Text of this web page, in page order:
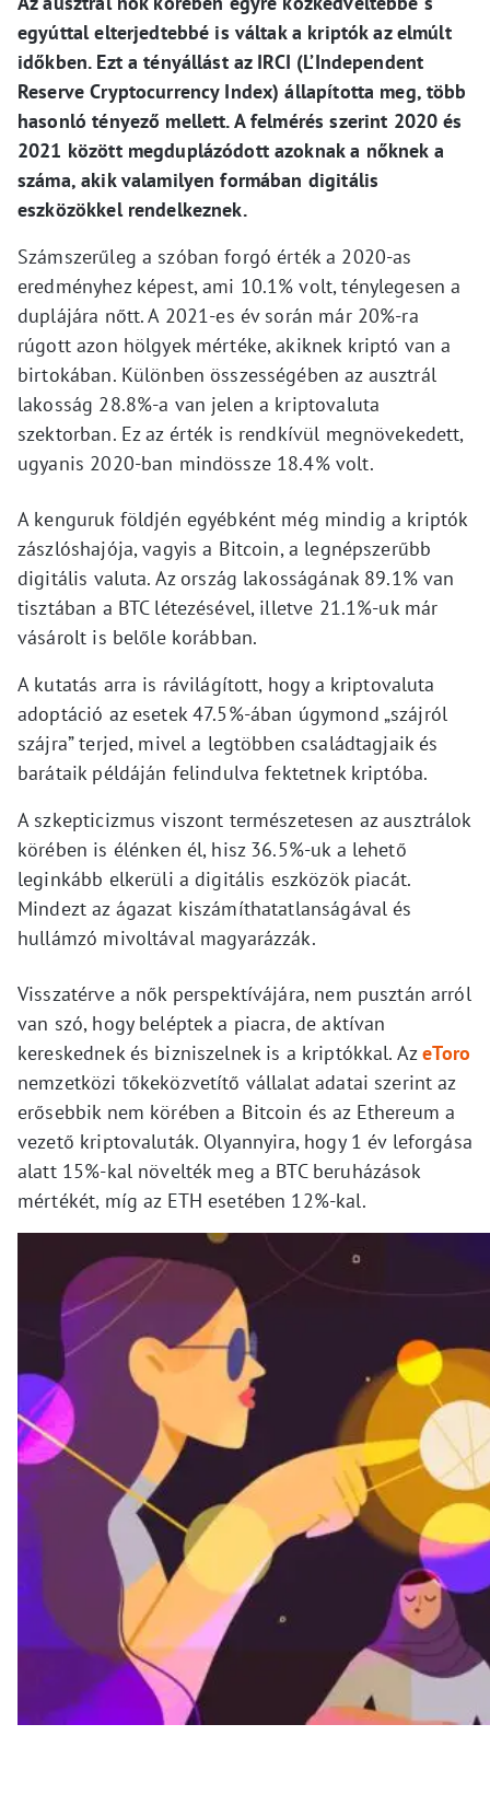
egyúttal elterjedtebbé is váltak a kriptók az elmúlt
időkben. Ezt a tényállást az IRCI (L’Independent
Reserve Cryptocurrency Index) állapította meg, több
hasonló tényező mellett. A felmérés szerint 2020 és
2021 között megduplázódott azoknak a nőknek a
száma, akik valamilyen formában digitális
eszközökkel rendelkeznek.
Számszerűleg a szóban forgó érték a 2020-as
eredményhez képest, ami 10.1% volt, ténylegesen a
duplájára nőtt. A 2021-es év során már 20%-ra
rúgott azon hölgyek mértéke, akiknek kriptó van a
birtokában. Különben összességében az ausztrál
lakosság 28.8%-a van jelen a kriptovaluta
szektorban. Ez az érték is rendkívül megnövekedett,
ugyanis 2020-ban mindössze 18.4% volt.
A kenguruk földjén egyébként még mindig a kriptók
zászlóshajója, vagyis a Bitcoin, a legnépszerűbb
digitális valuta. Az ország lakosságának 89.1% van
tisztában a BTC létezésével, illetve 21.1%-uk már
vásárolt is belőle korábban.
A kutatás arra is rávilágított, hogy a kriptovaluta
adoptáció az esetek 47.5%-ában úgymond „szájról
szájra” terjed, mivel a legtöbben családtagjaik és
barátaik példáján felindulva fektetnek kriptóba.
A szkepticizmus viszont természetesen az ausztrálok
körében is élénken él, hisz 36.5%-uk a lehető
leginkább elkerüli a digitális eszközök piacát.
Mindezt az ágazat kiszámíthatatlanságával és
hullámzó mivoltával magyarázzák.
Visszatérve a nők perspektívájára, nem pusztán arról
van szó, hogy beléptek a piacra, de aktívan
kereskednek és bizniszelnek is a kriptókkal. AzeToro
nemzetközi tőkeközvetítő vállalat adatai szerint az
erősebbik nem körében a Bitcoin és az Ethereum a
vezető kriptovaluták. Olyannyira, hogy 1 év leforgása
alatt 15%-kal növelték meg a BTC beruházások
mértékét, míg az ETH esetében 12%-kal.